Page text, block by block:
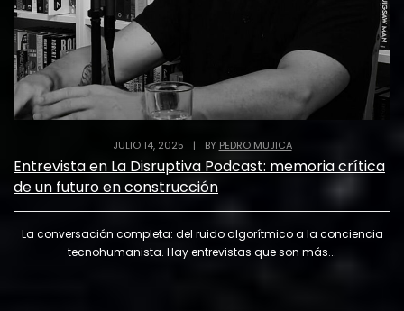
JULIO 14, 2025 | BY PEDRO MUJICA
Entrevista en La Disruptiva Podcast: memoria crítica
de un futuro en construcción
La conversación completa: del ruido algorítmico a la conciencia
tecnohumanista. Hay entrevistas que son más...